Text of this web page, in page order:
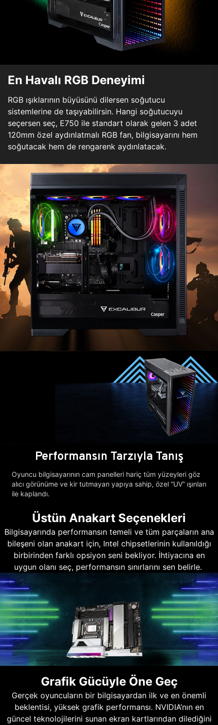
En Havalı RGB Deneyimi
RGB ışıklarının büyüsünü dilersen soğutucu
sistemlerine de taşıyabilirsin. Hangi soğutucuyu
seçersen seç, E750 ile standart olarak gelen 3 adet
120mm özel aydınlatmalı RGB fan, bilgisayarını hem
soğutacak hem de rengarenk aydınlatacak.
Performansın Tarzıyla Tanış
Oyuncu bilgisayarının cam panelleri hariç tüm yüzeyleri göz
alıcı görünüme ve kir tutmayan yapıya sahip, özel “UV” ışınları
ile kaplandı.
Üstün Anakart Seçenekleri
Bilgisayarında performansın temeli ve tüm parçaların ana
bileşeni olan anakart için, Intel chipsetlerinin kullanıldığı
birbirinden farklı opsiyon seni bekliyor. İhtiyacına en
uygun olanı seç, performansın sınırlarını sen belirle.
Grafik Gücüyle Öne Geç
Gerçek oyuncuların bir bilgisayardan ilk ve en önemli
beklentisi, yüksek grafik performansı. NVIDIA’nın en
güncel teknolojilerini sunan ekran kartlarından dilediğini